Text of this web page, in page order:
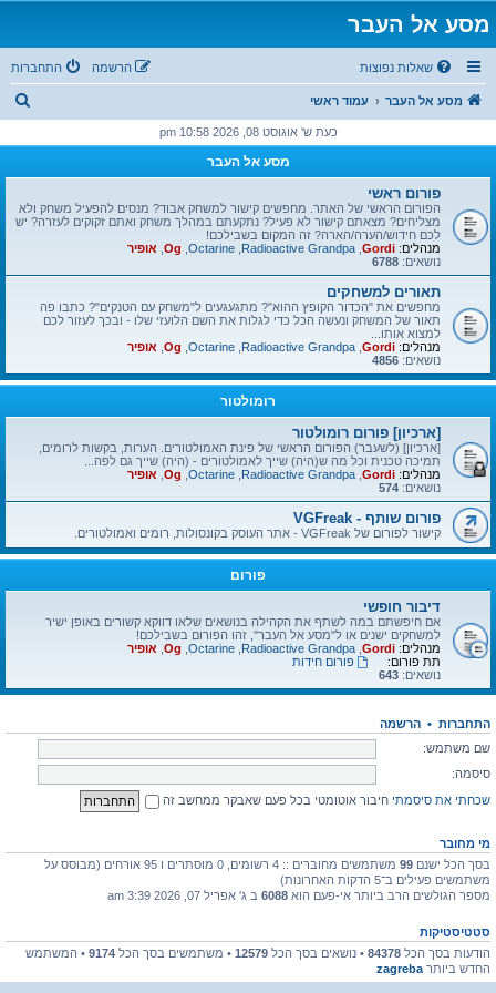
מסע אל העבר
שאלות נפוצות התחברות הרשמה
מסע אל העבר עמוד ראשי
ו
כעת ש' אוגוסט 08, 2026 10:58 pm
מסע אל העבר
פורום ראשי
הפורום הראשי של האתר. מחפשים קישור למשחק אבוד? מנסים להפעיל משחק ולא
מצליחים? מצאתם קישור לא פעיל? נתקעתם במהלך משחק ואתם זקוקים לעזרה? יש
לכם חידוש/הערה/הארה? זה המקום בשבילכם!
מנהלים: Gordi
Radioactive Grandpa
Octarine
Og אופיר
נושאים: 6788
תאורים למשחקים
מחפשים את "הכדור הקופץ ההוא"? מתגעגעים ל"משחק עם הטנקים"? כתבו פה
תאור של המשחק ונעשה הכל כדי לגלות את השם הלועזי שלו - ובכך לעזור לכם
למצוא אותו...
מנהלים: Gordi
Radioactive Grandpa
Octarine
Og אופיר
נושאים: 4856
רומולטור
[ארכיון] פורום רומולטור
[ארכיון] (לשעבר) הפורום הראשי של פינת האמולטורים. הערות, בקשות לרומים,
תמיכה טכנית וכל מה ש(היה) שייך לאמולטורים - (היה) שייך גם לפה...
מנהלים: Gordi
Radioactive Grandpa
Octarine
Og אופיר
נושאים: 574
פורום שותף - VGFreak
קישור לפורום של VGFreak - אתר העוסק בקונסולות, רומים ואמולטורים.
פורום
דיבור חופשי
אם חיפשתם במה לשתף את הקהילה בנושאים שלאו דווקא קשורים באופן ישיר
למשחקים ישנים או ל"מסע אל העבר", זהו הפורום בשבילכם!
מנהלים: Gordi
Radioactive Grandpa
Octarine
Og אופיר
תת פורום:
פורום חידות
נושאים: 643
התחברות • הרשמה
שם משתמש:
סיסמה:
שכחתי את סיסמתי חיבור אוטומטי בכל פעם שאבקר ממחשב זה
מי מחובר
בסך הכל ישנם 99
משתמשים מחוברים :: 4 רשומים, 0 מוסתרים ו 95 אורחים (מבוסס על
משתמשים פעילים ב־5 הדקות האחרונות)
מספר הגולשים הרב ביותר אי-פעם הוא 6088 ב ג' אפריל 07, 2026 3:39 am
סטטיסטיקות
הודעות בסך הכל 84378 • נושאים בסך הכל 12579 • משתמשים בסך הכל 9174 • המשתמש
החדש ביותר zagreba